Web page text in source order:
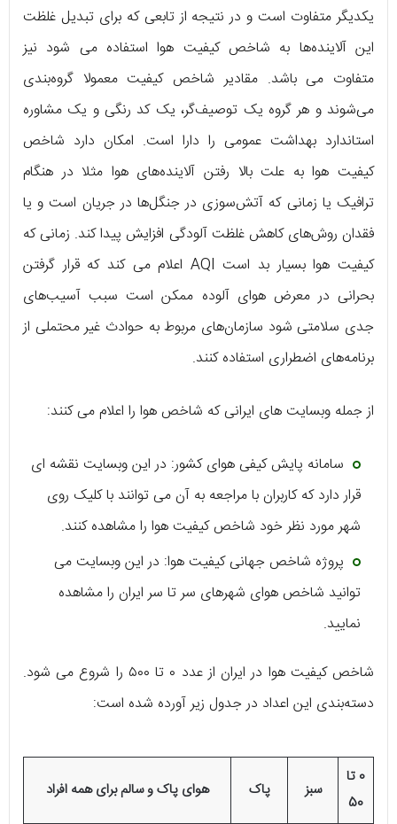
یکدیگر متفاوت است و در نتیجه از تابعی که برای تبدیل غلظت
این آلاینده‌ها به شاخص کیفیت هوا استفاده می شود نیز
متفاوت می باشد. مقادیر شاخص کیفیت معمولا گروه‌بندی
می‌شوند و هر گروه یک توصیف‌گر، یک کد رنگی و یک مشاوره
استاندارد بهداشت عمومی را دارا است. امکان دارد شاخص
کیفیت هوا به علت بالا رفتن آلاینده‌های هوا مثلا در هنگام
ترافیک یا زمانی که آتش‌سوزی در جنگل‌ها در جریان است و یا
فقدان روش‌های کاهش غلظت آلودگی افزایش پیدا کند. زمانی که
کیفیت هوا بسیار بد است AQI اعلام می کند که قرار گرفتن
بحرانی در معرض هوای آلوده ممکن است سبب آسیب‌های
جدی سلامتی شود سازمان‌های مربوط به حوادث غیر محتملی از
برنامه‌های اضطراری استفاده کنند.
از جمله وبسایت های ایرانی که شاخص هوا را اعلام می کنند:
سامانه پایش کیفی هوای کشور: در این وبسایت نقشه ای
قرار دارد که کاربران با مراجعه به آن می توانند با کلیک روی
شهر مورد نظر خود شاخص کیفیت هوا را مشاهده کنند.
پروژه شاخص جهانی کیفیت هوا: در این وبسایت می
توانید شاخص هوای شهرهای سر تا سر ایران را مشاهده
نمایید.
شاخص کیفیت هوا در ایران از عدد ۰ تا ۵۰۰ را شروع می شود.
دسته‌بندی این اعداد در جدول زیر آورده شده است:
0 تا
50
سبز پاک هوای پاک و سالم برای همه افراد